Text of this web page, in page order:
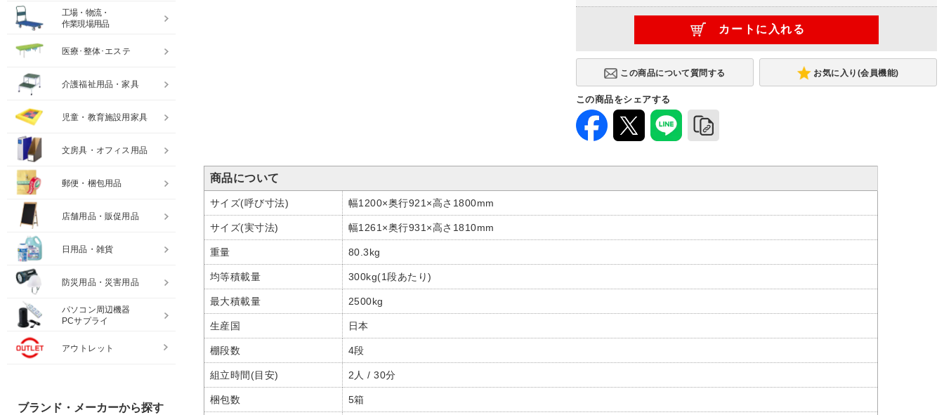
連結タイプ
お気に入り(会員機能)
この商品をシェアする
商品について
サイズ(呼び寸法) 幅1200×奥行921×高さ1800mm
サイズ(実寸法) 幅1261×奥行931×高さ1810mm
重量 80.3kg
均等積載量 300kg(1段あたり)
最大積載量 2500kg
生産国 日本
棚段数 4段
組立時間(目安) 2人 / 30分
梱包数 5箱
工場・物流・
作業現場用品
医療･整体･エステ
介護福祉用品・家具
児童・教育施設用家具
文房具・オフィス用品
郵便・梱包用品
店舗用品・販促用品
日用品・雑貨
防災用品・災害用品
パソコン周辺機器
PCサプライ
アウトレット
ブランド・メーカーから探す